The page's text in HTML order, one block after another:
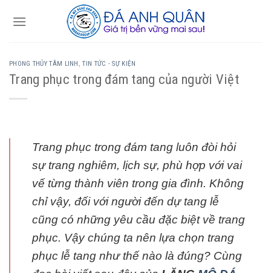
PHONG THỦY TÂM LINH ,TIN TỨC - SỰ KIỆN
Trang phục trong đám tang của người Việt
Trang phục trong đám tang luôn đòi hỏi
sự trang nghiêm, lịch sự, phù hợp với vai
vế từng thành viên trong gia đình. Không
chỉ vậy, đối với người đến dự tang lễ
cũng có những yêu cầu đặc biệt về trang
phục. Vậy chúng ta nên lựa chọn trang
phục lễ tang như thế nào là đúng? Cùng